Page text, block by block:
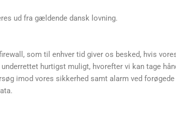
ud fra gældende dansk lovning.
som til enhver tid giver os besked, hvis
hurtigst muligt, hvorefter vi kan tage
imod vores sikkerhed samt alarm ved